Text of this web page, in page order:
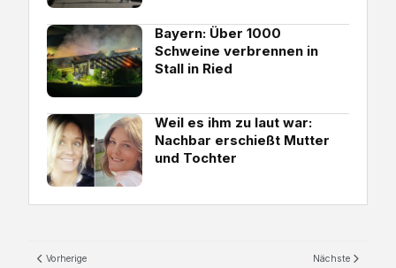
Bayern: Über 1000
Schweine verbrennen in
Stall in Ried
Weil es ihm zu laut war:
Nachbar erschießt Mutter
und Tochter
Vorherige Nächste